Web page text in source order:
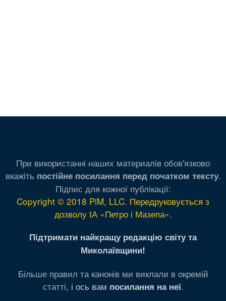
При використанні наших материалів обов'язково
вкажіть постійне посилання перед початком тексту.
Підпис для кожної публікації:
Copyright © 2018 PiM, LLC. Передруковується з
дозволу ІА «Петро і Мазепа».
Підтримати найкращу редакцію світу та
Миколаївщини!
Більше правил та канонів ми виклали в окремій
статті, і ось вам посилання на неї.